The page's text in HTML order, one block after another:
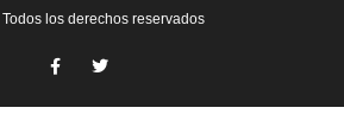
los derechos reservados